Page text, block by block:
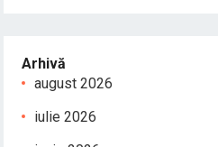
Arhivă
august 2026
iulie 2026